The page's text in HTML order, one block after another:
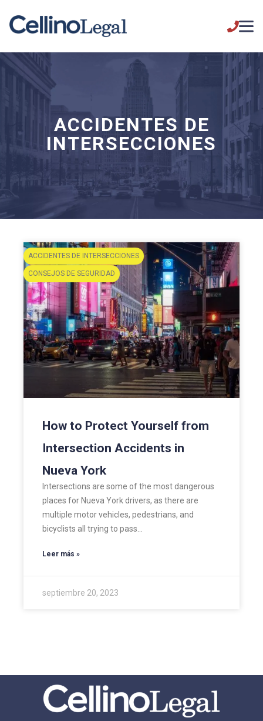
ACCIDENTES DE
INTERSECCIONES
ACCIDENTES DE INTERSECCIONES
CONSEJOS DE SEGURIDAD
How to Protect Yourself from
Intersection Accidents in
Nueva York
Intersections are some of the most dangerous
places for Nueva York drivers, as there are
multiple motor vehicles, pedestrians, and
bicyclists all trying to pass…
Leer más »
septiembre 20, 2023